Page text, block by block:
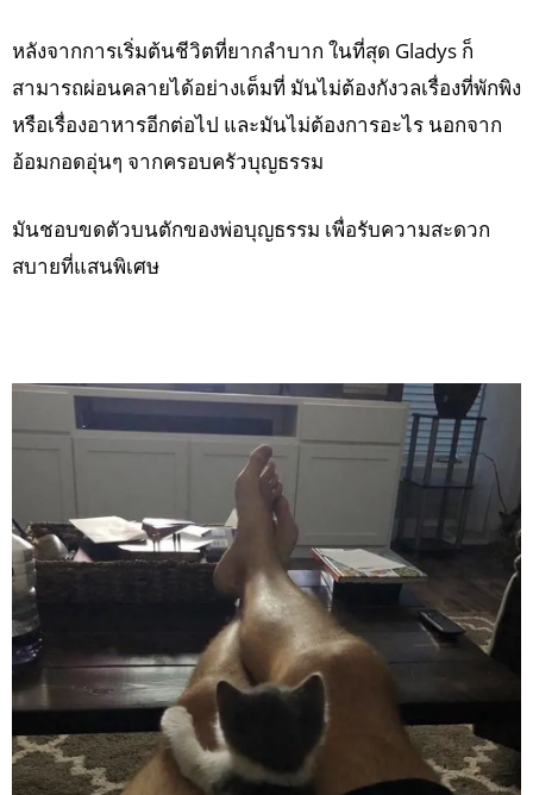
หลังจากการเริ่มต้นชีวิตที่ยากลำบาก ในที่สุด Gladys ก็
สามารถผ่อนคลายได้อย่างเต็มที่ มันไม่ต้องกังวลเรื่องที่พักพิง
หรือเรื่องอาหารอีกต่อไป และมันไม่ต้องการอะไร นอกจาก
อ้อมกอดอุ่นๆ จากครอบครัวบุญธรรม
มันชอบขดตัวบนตักของพ่อบุญธรรม เพื่อรับความสะดวก
สบายที่แสนพิเศษ